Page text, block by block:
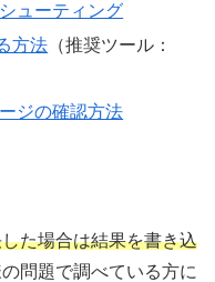
ューティング
方法 （推奨ツール：
ジの確認方法
た場合は結果を書き込
の問題で調べている方に